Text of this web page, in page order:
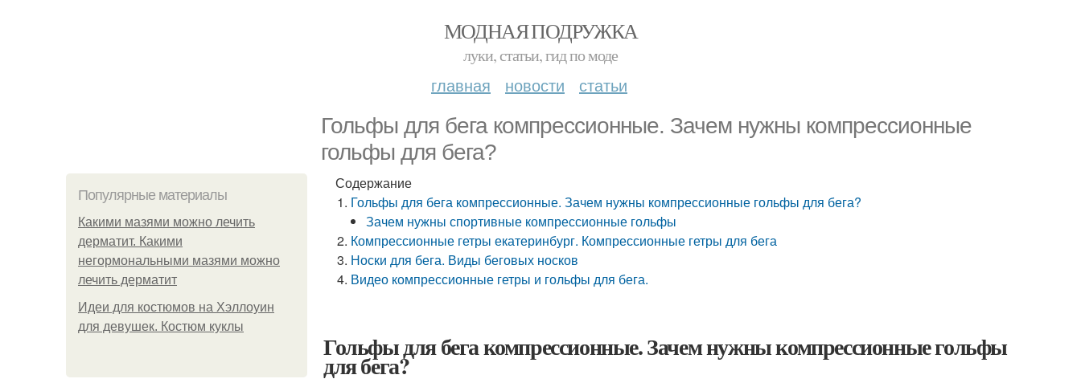
МОДНАЯ ПОДРУЖКА
луки, статьи, гид по моде
главная новости статьи
Гольфы для бега компрессионные. Зачем нужны компрессионные
гольфы для бега?
Популярные материалы
Какими мазями можно лечить
дерматит. Какими
негормональными мазями можно
лечить дерматит
Идеи для костюмов на Хэллоуин
для девушек. Костюм куклы
Содержание
Гольфы для бега компрессионные. Зачем нужны компрессионные гольфы для бега?
Зачем нужны спортивные компрессионные гольфы
Компрессионные гетры екатеринбург. Компрессионные гетры для бега
Носки для бега. Виды беговых носков
Видео компрессионные гетры и гольфы для бега.
Гольфы для бега компрессионные. Зачем нужны компрессионные гольфы
для бега?